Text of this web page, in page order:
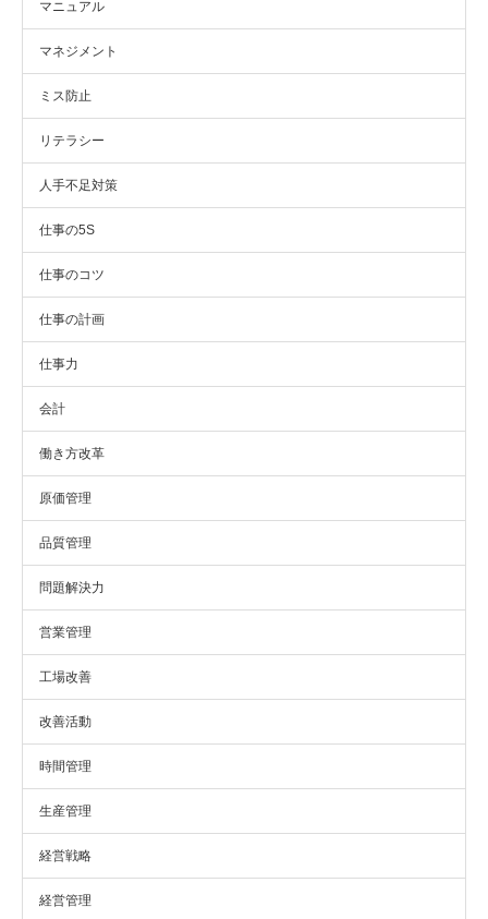
マニュアル
マネジメント
ミス防止
リテラシー
人手不足対策
仕事の5S
仕事のコツ
仕事の計画
仕事力
会計
働き方改革
原価管理
品質管理
問題解決力
営業管理
工場改善
改善活動
時間管理
生産管理
経営戦略
経営管理